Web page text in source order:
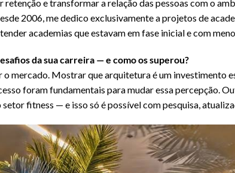
retenção e transformar a relação das pessoas com o
2006, me dedico exclusivamente a projetos de
academias que estavam em fase inicial e com
da sua carreira — e como os superou?
mercado. Mostrar que arquitetura é um investimento
foram fundamentais para mudar essa percepção.
fitness — e isso só é possível com pesquisa,